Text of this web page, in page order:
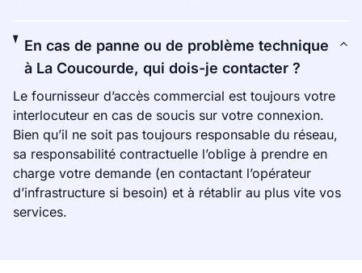
En cas de panne ou de problème technique
à La Coucourde, qui dois-je contacter ?
Le fournisseur d’accès commercial est toujours votre
interlocuteur en cas de soucis sur votre connexion.
Bien qu’il ne soit pas toujours responsable du réseau,
sa responsabilité contractuelle l’oblige à prendre en
charge votre demande (en contactant l’opérateur
d’infrastructure si besoin) et à rétablir au plus vite vos
services.